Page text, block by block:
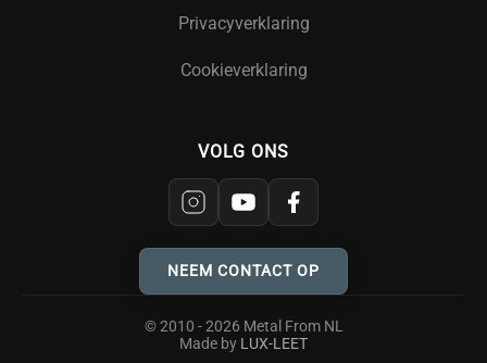
Privacyverklaring
Cookieverklaring
VOLG ONS
NEEM CONTACT OP
© 2010 - 2026 Metal From NL
Made by LUX-LEET